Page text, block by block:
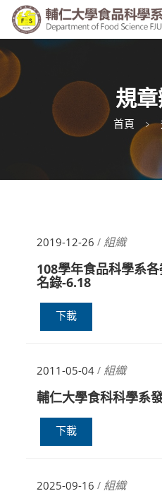
規
首頁
2019-12-26 / 組織
108學年食品科學系
名錄-6.18
下載
2011-05-04 / 組織
輔仁大學食科科學系
下載
2025-09-16 / 組織